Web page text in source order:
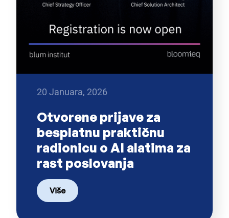
20 Januara, 2026
Otvorene prijave za
besplatnu praktičnu
radionicu o AI alatima za
rast poslovanja
Više